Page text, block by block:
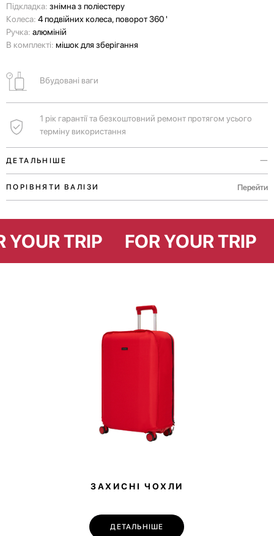
Підкладка: знімна з поліестеру
Колеса: 4 подвійних колеса, поворот 360 '
Ручка: алюміній
В комплекті: мішок для зберігання
Вбудовані ваги
1 рік гарантії та безкоштовний ремонт протягом усього
терміну використання
ДЕТАЛЬНІШЕ
Вбудовані ваги допоможуть вам самостійно дізнатись вагу вашого
багажу ще до прибуття в аеропорт.
транспортування як у вертикальному, так і в горизонтальному
положенні.
ПОРІВНЯТИ ВАЛІЗИ Перейти
YOUR TRIP FOR YOUR
ЗАХИСНІ ЧОХЛИ
ДЕТАЛЬНІШЕ